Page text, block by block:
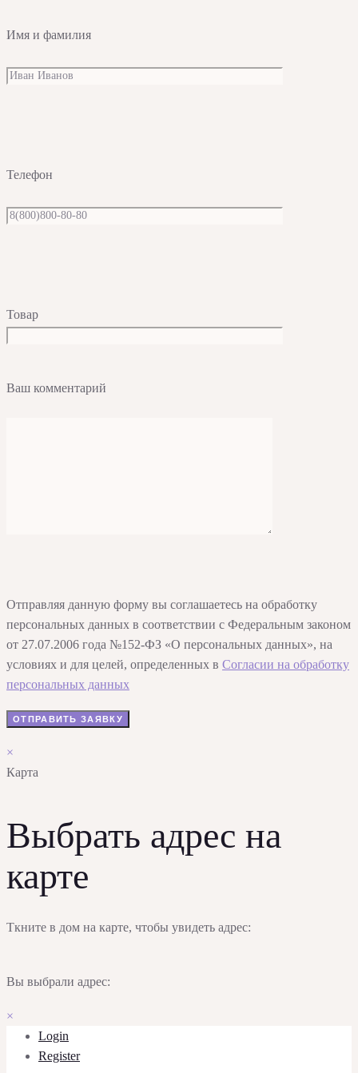
Имя и фамилия
Телефон
Товар
Ваш комментарий
Отправляя данную форму вы соглашаетесь на обработку
персональных данных в соответствии с Федеральным законом
от 27.07.2006 года №152-ФЗ «О персональных данных», на
условиях и для целей, определенных в Согласии на обработку
персональных данных
×
Карта
Выбрать адрес на
карте
Ткните в дом на карте, чтобы увидеть адрес:
Вы выбрали адрес:
×
Login
Register